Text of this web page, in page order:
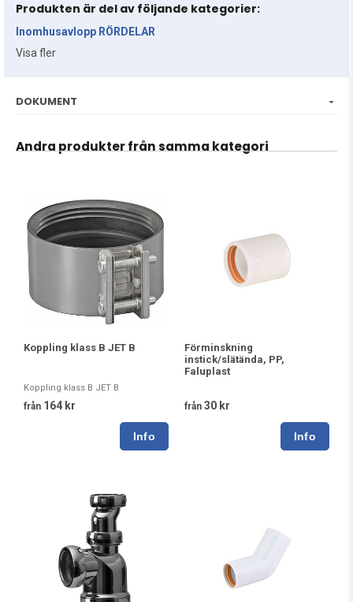
Produkten är del av följande kategorier:
Inomhusavlopp RÖRDELAR
Visa fler
DOKUMENT
Andra produkter från samma kategori
Koppling klass B JET B
Koppling klass B JET B
från 164 kr
Förminskning
instick/slätända, PP,
Faluplast
från 30 kr